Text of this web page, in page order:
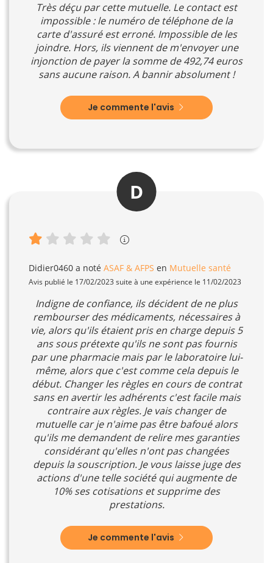
Très déçu par cette mutuelle. Le contact est
impossible : le numéro de téléphone de la
carte d'assuré est erroné. Impossible de les
joindre. Hors, ils viennent de m'envoyer une
injonction de payer la somme de 492,74 euros
sans aucune raison. A bannir absolument !
Je commente l'avis
D
Didier0460 a noté ASAF & AFPS en Mutuelle santé
Avis publié le 17/02/2023 suite à une expérience le 11/02/2023
Indigne de confiance, ils décident de ne plus
rembourser des médicaments, nécessaires à
vie, alors qu'ils étaient pris en charge depuis 5
ans sous prétexte qu'ils ne sont pas fournis
par une pharmacie mais par le laboratoire lui-
même, alors que c'est comme cela depuis le
début. Changer les règles en cours de contrat
sans en avertir les adhérents c'est facile mais
contraire aux règles. Je vais changer de
mutuelle car je n'aime pas être bafoué alors
qu'ils me demandent de relire mes garanties
considérant qu'elles n'ont pas changées
depuis la souscription. Je vous laisse juge des
actions d'une telle société qui augmente de
10% ses cotisations et supprime des
prestations.
Je commente l'avis